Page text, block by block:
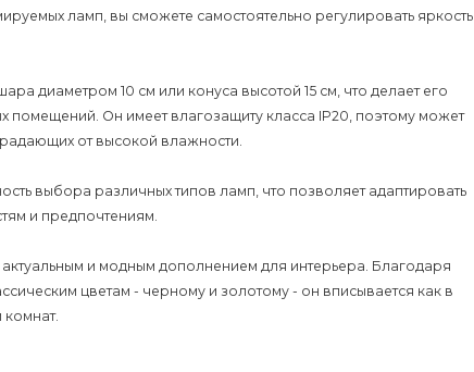
ламп, вы сможете самостоятельно регулировать яркость
диаметром 10 см или конуса высотой 15 см, что делает его
Он имеет влагозащиту класса IP20, поэтому может
от высокой влажности.
выбора различных типов ламп, что позволяет адаптировать
и предпочтениям.
актуальным и модным дополнением для интерьера. Благодаря
цветам - черному и золотому - он вписывается как в
комнат.
вашу жизнь, создавая уютный и элегантный интерьер. Его